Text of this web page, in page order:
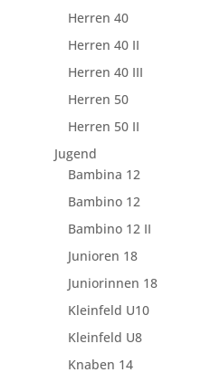
Herren 40
Herren 40 II
Herren 40 III
Herren 50
Herren 50 II
Jugend
Bambina 12
Bambino 12
Bambino 12 II
Junioren 18
Juniorinnen 18
Kleinfeld U10
Kleinfeld U8
Knaben 14